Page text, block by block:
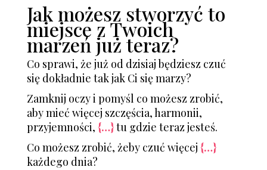
Jak możesz stworzyć to
miejsce z Twoich
marzeń już teraz?
Co sprawi, że już od dzisiaj będziesz czuć
się dokładnie tak jak Ci się marzy?
Zamknij oczy i pomyśl co możesz zrobić,
aby mieć więcej szczęścia, harmonii,
przyjemności, {…}tu gdzie teraz jesteś.
Co możesz zrobić, żeby czuć więcej {…}
każdego dnia?